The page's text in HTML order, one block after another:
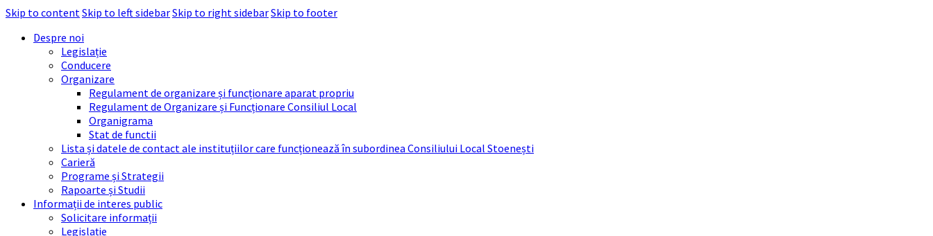
Skip to contentSkip to left sidebarSkip to right sidebarSkip to footer
Despre noi
Legislație
Conducere
Organizare
Regulament de organizare și funcționare aparat propriu
Regulament de Organizare și Funcționare Consiliul Local
Organigrama
Stat de functii
Lista și datele de contact ale instituțiilor care funcționează în subordinea Consiliului Local Stoenești
Carieră
Programe și Strategii
Rapoarte și Studii
Informații de interes public
Solicitare informații
Legislație